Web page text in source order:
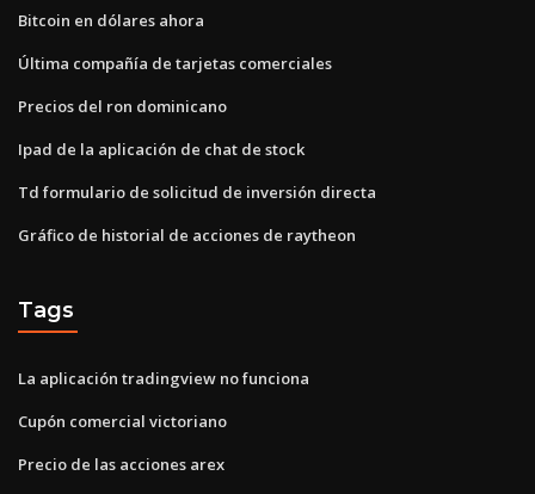
Bitcoin en dólares ahora
Última compañía de tarjetas comerciales
Precios del ron dominicano
Ipad de la aplicación de chat de stock
Td formulario de solicitud de inversión directa
Gráfico de historial de acciones de raytheon
Tags
La aplicación tradingview no funciona
Cupón comercial victoriano
Precio de las acciones arex